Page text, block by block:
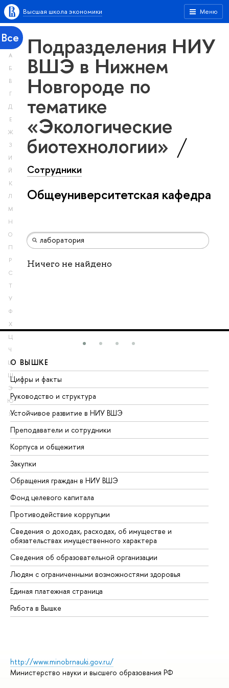
Меню
Высшая школа экономики
Все
А
Б
В
Г
Д
Е
Ж
З
И
Й
К
Л
М
Н
О
П
Р
С
Т
У
Ф
Х
Ц
Ч
Ш
Щ
Э
Ю
Я
Подразделения НИУ
ВШЭ в Нижнем
Новгороде по
тематике
«Экологические
биотехнологии»
Сотрудники
Общеуниверситетская кафедра
Ничего не найдено
О ВЫШКЕ
Цифры и факты
Руководство и структура
Устойчивое развитие в НИУ ВШЭ
Преподаватели и сотрудники
Корпуса и общежития
Закупки
Обращения граждан в НИУ ВШЭ
Фонд целевого капитала
Противодействие коррупции
Сведения о доходах, расходах, об имуществе и
обязательствах имущественного характера
Сведения об образовательной организации
Людям с ограниченными возможностями здоровья
Единая платежная страница
Работа в Вышке
http://www.minobrnauki.gov.ru/
Министерство науки и высшего образования РФ